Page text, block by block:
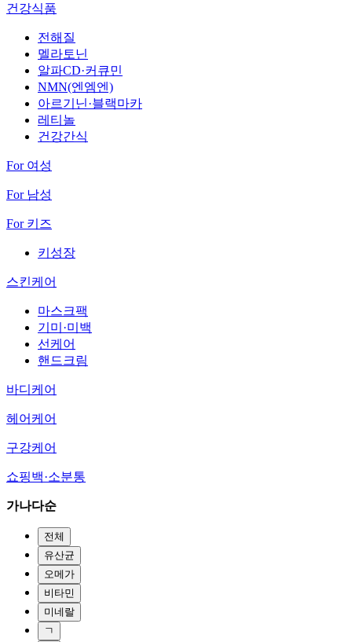
건강식품
전해질
멜라토닌
알파CD·커큐민
NMN(엔엠엔)
아르기닌·블랙마카
레티놀
건강간식
For 여성
For 남성
For 키즈
키성장
스킨케어
마스크팩
기미·미백
선케어
핸드크림
바디케어
헤어케어
구강케어
쇼핑백·소분통
가나다순
전체
유산균
오메가
비타민
미네랄
ㄱ